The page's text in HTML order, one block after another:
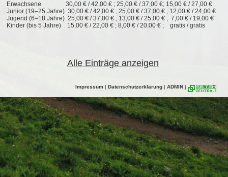
Erwachsene 30,00 € / 42,00 € ; 25,00 € / 37,00 €; 15,00 € / 27,00 €
Junior (19–25 Jahre) 30,00 € / 42,00 € ; 25,00 € / 37,00 € ; 12,00 € / 24,00 €
Jugend (6–18 Jahre) 25,00 € / 37,00 € ; 13,00 € / 25,00 € ; 7,00 € / 19,00 €
Kinder (bis 5 Jahre) 15,00 € / 22,00 € ; 8,00 € / 20,00 € ; gratis / gratis
Alle Einträge anzeigen
Impressum | Datenschutzerklärung | ADMIN |